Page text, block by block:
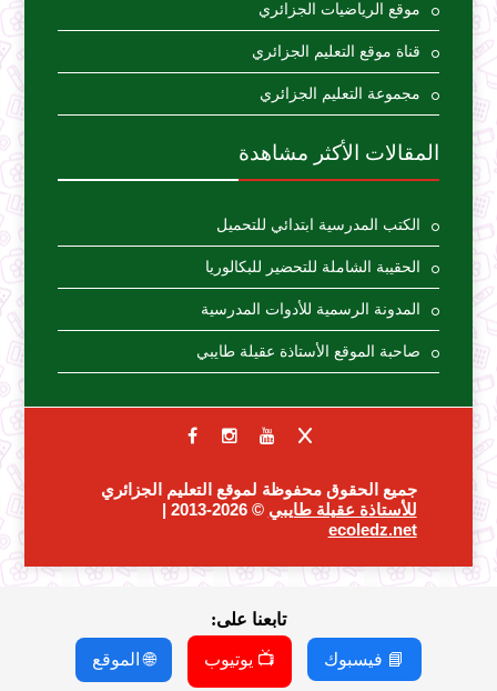
موقع الرياضيات الجزائري
قناة موقع التعليم الجزائري
مجموعة التعليم الجزائري
المقالات الأكثر مشاهدة
الكتب المدرسية ابتدائي للتحميل
الحقيبة الشاملة للتحضير للبكالوريا
المدونة الرسمية للأدوات المدرسية
صاحبة الموقع الأستاذة عقيلة طايبي
جميع الحقوق محفوظة لموقع التعليم الجزائري
للأستاذة عقيلة طايبي © 2026-2013 |
ecoledz.net
تابعنا على:
📘 فيسبوك 📺 يوتيوب 🌐 الموقع